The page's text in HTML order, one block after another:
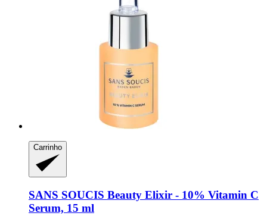
Carrinho
SANS SOUCIS Beauty Elixir -​ 10% Vitamin C
Serum, 15 ml